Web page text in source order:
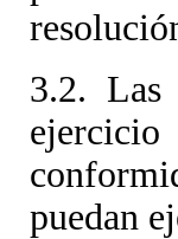
3.2. Las
puedan